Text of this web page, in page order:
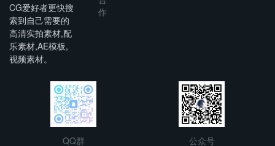
CG爱好者更快搜
索到自己需要的
高清实拍素材,配
乐素材,AE模板,
视频素材。
作
QQ群 公众号